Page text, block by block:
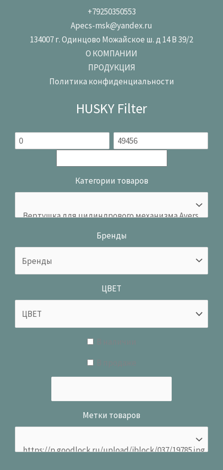
+79250350553
Apecs-msk@yandex.ru
134007 г. Одинцово Можайское ш. д 14 В 39/2
О КОМПАНИИ
ПРОДУКЦИЯ
Политика конфиденциальности
HUSKY Filter
Категории товаров
Бренды
ЦВЕТ
Метки товаров